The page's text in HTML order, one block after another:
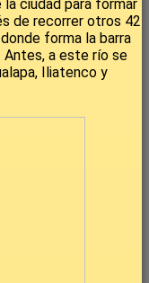
ciudad para formar
de recorrer otros 42
forma la barra
Antes, a este río se
Iliatenco y